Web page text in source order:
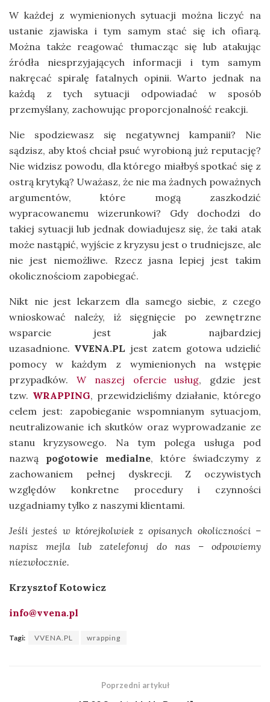
W każdej z wymienionych sytuacji można liczyć na
ustanie zjawiska i tym samym stać się ich ofiarą.
Można także reagować tłumacząc się lub atakując
źródła niesprzyjających informacji i tym samym
nakręcać spiralę fatalnych opinii. Warto jednak na
każdą z tych sytuacji odpowiadać w sposób
przemyślany, zachowując proporcjonalność reakcji.
Nie spodziewasz się negatywnej kampanii? Nie
sądzisz, aby ktoś chciał psuć wyrobioną już reputację?
Nie widzisz powodu, dla którego miałbyś spotkać się z
ostrą krytyką? Uważasz, że nie ma żadnych poważnych
argumentów, które mogą zaszkodzić
wypracowanemu wizerunkowi? Gdy dochodzi do
takiej sytuacji lub jednak dowiadujesz się, że taki atak
może nastąpić, wyjście z kryzysu jest o trudniejsze, ale
nie jest niemożliwe. Rzecz jasna lepiej jest takim
okolicznościom zapobiegać.
Nikt nie jest lekarzem dla samego siebie, z czego
wnioskować należy, iż sięgnięcie po zewnętrzne
wsparcie jest jak najbardziej
uzasadnione. VVENA.PL jest zatem gotowa udzielić
pomocy w każdym z wymienionych na wstępie
przypadków. W naszej ofercie usług, gdzie jest
tzw. WRAPPING, przewidzieliśmy działanie, którego
celem jest: zapobieganie wspomnianym sytuacjom,
neutralizowanie ich skutków oraz wyprowadzanie ze
stanu kryzysowego. Na tym polega usługa pod
nazwą pogotowie medialne, które świadczymy z
zachowaniem pełnej dyskrecji. Z oczywistych
względów konkretne procedury i czynności
uzgadniamy tylko z naszymi klientami.
Jeśli jesteś w którejkolwiek z opisanych okoliczności –
napisz mejla lub zatelefonuj do nas – odpowiemy
niezwłocznie.
Krzysztof Kotowicz
info@vvena.pl
Tagi: VVENA.PL wrapping
Poprzedni artykuł